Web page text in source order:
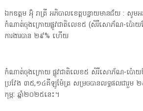
ឯកឧត្តម អ៊ុំ រាត្រី អភិបាលខេត្តបន្ទាយមានជ័យ : សូមអ
កំណាត់ចុងក្រោយផ្លូវជាតិលេខ៥ (សិរីសោភ័ណ-ប៉ោយប៉
ការងារបាន ២៩% ហើយ
កំណាត់ចុងក្រោយ ផ្លូវជាតិលេខ៥ សិរីសោភ័ណ-ប៉ោយប៉
ប្រវែង ៣៥,១៤គីឡូម៉ែត្រ សម្រចបានលទ្ធផលជារួម
កុម្ភៈ ឆ្នាំ២០២៥នេះ។